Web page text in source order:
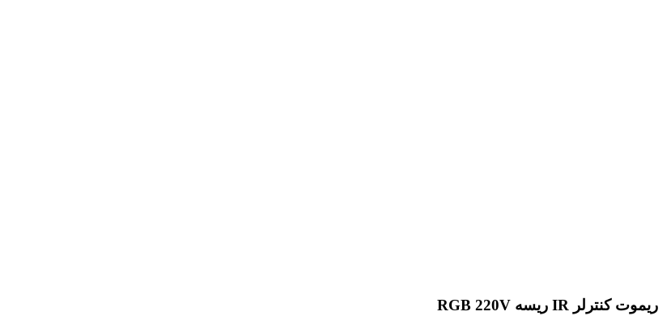
ریموت کنترلر IR ریسه RGB 220V